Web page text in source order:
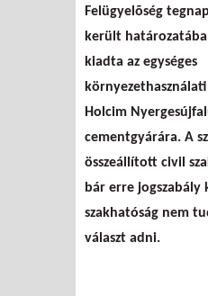
érveivel
Felügyelõség
került
kiadta az egységes
Holcim
cementgyárára. A
összeállított civil
bár erre jogszabály
szakhatóság nem
választ adni.